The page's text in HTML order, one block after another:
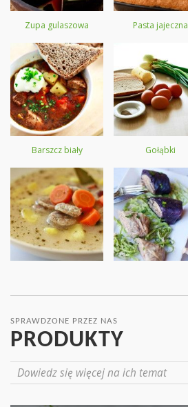
Zupa gulaszowa Pasta jajeczna
Barszcz biały Gołąbki
SPRAWDZONE PRZEZ NAS
PRODUKTY
Dowiedz się więcej na ich temat